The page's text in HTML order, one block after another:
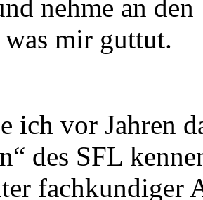
nehme an
mir guttut.
ich vor Jahren
des SFL
fachkundiger